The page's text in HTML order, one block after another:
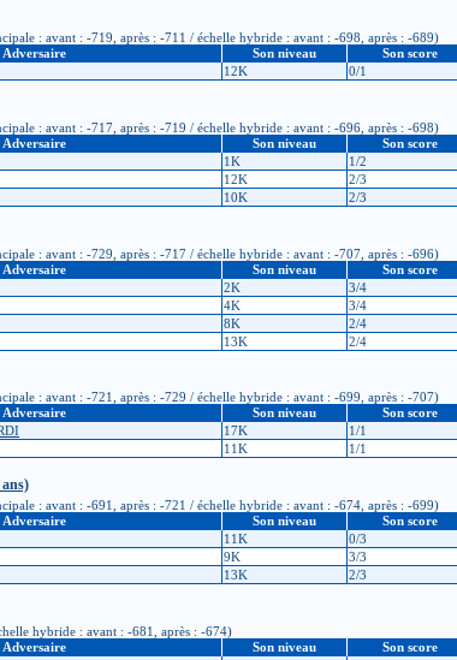
: avant : -719, après : -711 / échelle hybride : avant : -698, après : -689)
Adversaire Son niveau Son score
12K 0/1
: avant : -717, après : -719 / échelle hybride : avant : -696, après : -698)
Adversaire Son niveau Son score
1K 1/2
12K 2/3
10K 2/3
: avant : -729, après : -717 / échelle hybride : avant : -707, après : -696)
Adversaire Son niveau Son score
2K 3/4
4K 3/4
8K 2/4
13K 2/4
: avant : -721, après : -729 / échelle hybride : avant : -699, après : -707)
Adversaire Son niveau Son score
17K 1/1
11K 1/1
: avant : -691, après : -721 / échelle hybride : avant : -674, après : -699)
Adversaire Son niveau Son score
11K 0/3
9K 3/3
13K 2/3
hybride : avant : -681, après : -674)
Adversaire Son niveau Son score